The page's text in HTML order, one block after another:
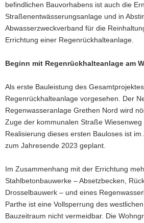
befindlichen Bauvorhabens ist auch die
Straßenentwässerungsanlage und in
Abwasserzweckverband für die
Errichtung einer Regenrückhalteanlage.
Beginn mit Regenrückhalteanlage am
Als erste Bauleistung des
Regenrückhalteanlage vorgesehen. Der
Regenwasseranlage Grethen Nord wird
Zuge der kommunalen Straße
Realisierung dieses ersten Bauloses ist
zum Jahresende 2023 geplant.
Im Zusammenhang mit der Errichtung
Stahlbetonbauwerke – Absetzbecken,
Drosselbauwerk – und eines
Parthe ist eine Vollsperrung des
Bauzeitraum nicht vermeidbar. Die